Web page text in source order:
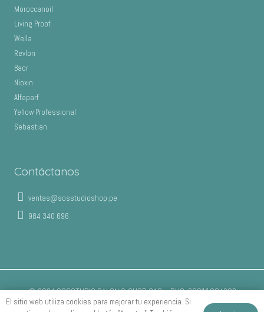
Moroccanoil
Living Proof
Wella
Revlon
Baor
Nioxin
Alfaparf
Yellow Professional
Sebastian
Contáctanos
ventas@sosstudioshop.pe
984 340 696
© 2024 SOSSTUDIO SALON & SHOP SAC – RUC: 20611804262
El sitio web utiliza cookies para mejorar tu experiencia. Si